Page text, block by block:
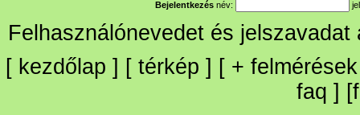
Bejelentkezés név:
Felhasználónevedet és
[ kezdőlap ] [ térkép ] [ + felmérések
faq ] [